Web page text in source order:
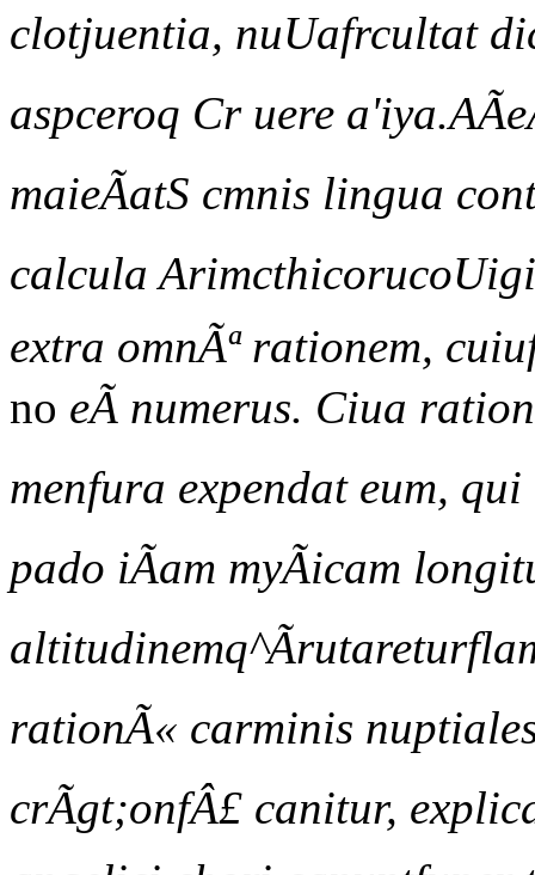
clotjuentia, nuUafrcultat
aspceroq Cr uere
maieÃatS cmnis lingua
calcula
extra omnÃª rationem,
no eÃ numerus. Ciua
menfura expendat eum, qui
pado iÃam myÃicam
rationÃ« carminis
crÃgt;onfÂ£ canitur,